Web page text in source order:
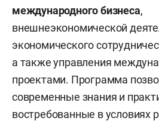
международного бизнеса,
внешнеэкономической
экономического
а также управления
проектами. Программа
современные знания и
востребованные в условиях